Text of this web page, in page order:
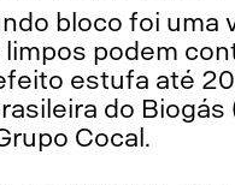
bloco foi uma
podem
estufa até
do
Cocal.